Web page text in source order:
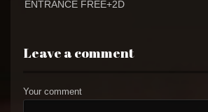
ENTRANCE FREE+2D
Leave a comment
Your comment